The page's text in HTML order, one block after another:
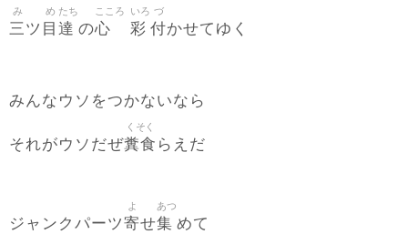
三
み
ツ 目
め
達
たち
の心
こころ
彩
いろ
付
づ
かせてゆく
みんなウソをつかないなら
それがウソだぜ糞食
くそく
らえだ
ジャンクパーツ寄
よ
せ集
あつ
めて